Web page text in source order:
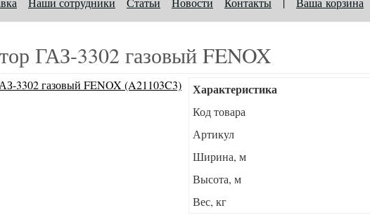
ГАЗ-3302 газовый FENOX
Характеристика
Код товара
Артикул
Ширина, м
Высота, м
Вес, кг